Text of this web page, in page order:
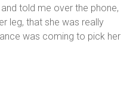
told me over the phone,
leg, that she was really
was coming to pick her